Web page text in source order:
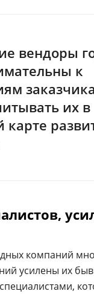
вендоры
к
их в
компаний
усилены их